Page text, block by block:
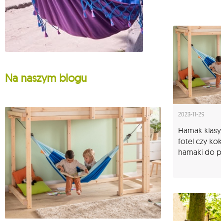
2023-11-29
Hamak
fotel czy
hamaki do
Na naszym blogu
Fotele
model